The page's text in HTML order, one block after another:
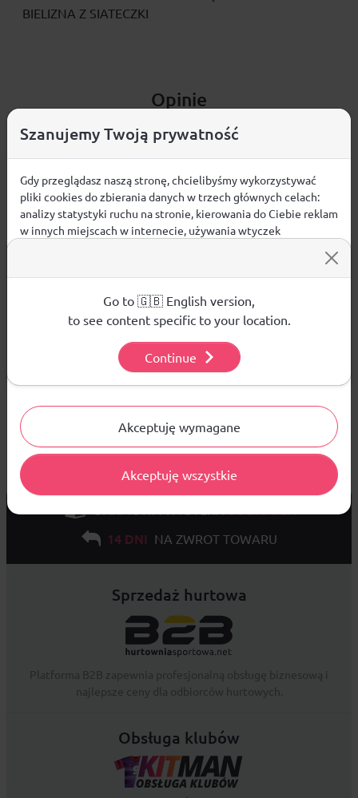
BIELIZNA Z SIATECZKI
Opinie
ŚREDNIA OCENA:
Nie ma jeszcze żadnej recenzji produktu
Nie ma jeszcze pytań. Bądź pierwszy :)
ZADAJ PYTANIE
14 DNI NA ZWROT TOWARU
Sprzedaż hurtowa
Obsługa klubów
Szanujemy Twoją prywatność
Gdy przeglądasz naszą stronę, chcielibyśmy wykorzystywać
pliki cookies do zbierania danych w trzech głównych celach:
analizy statystyki ruchu na stronie, kierowania do Ciebie reklam
w innych miejscach w internecie, używania wtyczek
używanych plików cookies.
Aby dowiedzieć się więcej o plikach cookie i tym, jak
wykorzystujemy Twoje dane, odwiedź naszą Polityką
Akceptuję wymagane
Akceptuję wszystkie
Go to 🇬🇧 English version,
to see content specific to your location.
Continue